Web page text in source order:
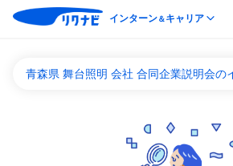
インターン＆キャリア